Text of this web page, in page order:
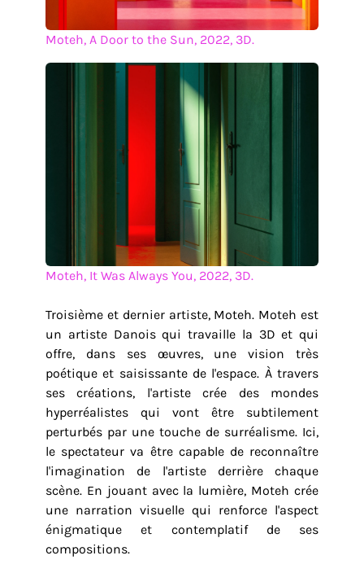
Moteh, A Door to the Sun, 2022, 3D.
Moteh, It Was Always You, 2022, 3D.
Troisième et dernier artiste, Moteh. Moteh est
un artiste Danois qui travaille la 3D et qui
offre, dans ses œuvres, une vision très
poétique et saisissante de l'espace. À travers
ses créations, l'artiste crée des mondes
hyperréalistes qui vont être subtilement
perturbés par une touche de surréalisme. Ici,
le spectateur va être capable de reconnaître
l'imagination de l'artiste derrière chaque
scène. En jouant avec la lumière, Moteh crée
une narration visuelle qui renforce l'aspect
énigmatique et contemplatif de ses
compositions.